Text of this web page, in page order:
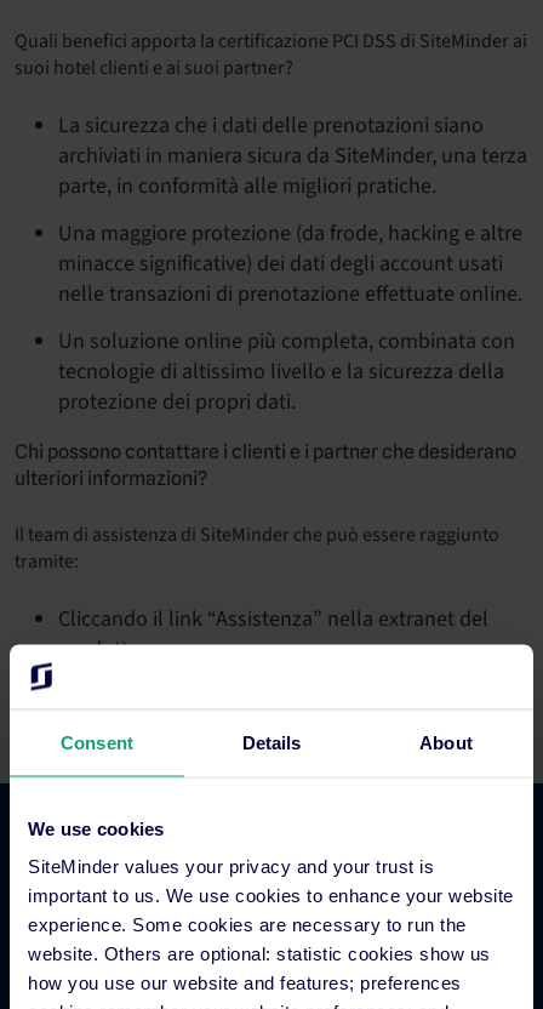
Consent Details About
We use cookies
SiteMinder values your privacy and your trust is
important to us. We use cookies to enhance your website
experience. Some cookies are necessary to run the
website. Others are optional: statistic cookies show us
how you use our website and features; preferences
Quali benefici apporta la certificazione PCI DSS di SiteMinder ai
suoi hotel clienti e ai suoi partner?
La sicurezza che i dati delle prenotazioni siano
archiviati in maniera sicura da SiteMinder, una terza
parte, in conformità alle migliori pratiche.
Una maggiore protezione (da frode, hacking e altre
minacce significative) dei dati degli account usati
nelle transazioni di prenotazione effettuate online.
Un soluzione online più completa, combinata con
tecnologie di altissimo livello e la sicurezza della
protezione dei propri dati.
Chi possono contattare i clienti e i partner che desiderano
ulteriori informazioni?
Il team di assistenza di SiteMinder che può essere raggiunto
tramite:
Cliccando il link “Assistenza” nella extranet del
prodotto
Commercio alberghiero
Channel manager per hotel
Motore di prenotazione
Strumento per siti web